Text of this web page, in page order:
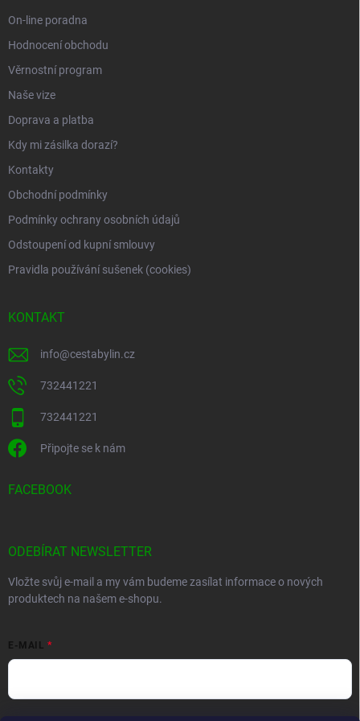
On-line poradna
Hodnocení obchodu
Věrnostní program
Naše vize
Doprava a platba
Kdy mi zásilka dorazí?
Kontakty
Obchodní podmínky
Podmínky ochrany osobních údajů
Odstoupení od kupní smlouvy
Pravidla používání sušenek (cookies)
KONTAKT
info@cestabylin.cz
732441221
732441221
Připojte se k nám
FACEBOOK
ODEBÍRAT NEWSLETTER
Vložte svůj e-mail a my vám budeme zasílat informace o nových
produktech na našem e-shopu.
E-MAIL